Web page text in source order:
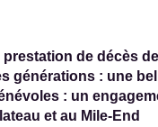
de décès
générations : une
: un
et au Mile-End